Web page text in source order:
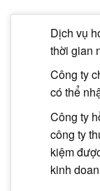
Dịch vụ
thời gian
Công ty
có thể
Công ty
công ty
kiệm
kinh